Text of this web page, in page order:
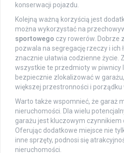
konserwacji pojazdu.
Kolejną ważną korzyścią jest
można wykorzystać na
sportowego czy rowerów. Dobrze
pozwala na segregację rzeczy i ich
znacznie ułatwia codzienne życie.
wszystkie te przedmioty w piwnicy
bezpiecznie zlokalizować w
większej przestronności i porządku
Warto także wspomnieć, że garaż
nieruchomości. Dla wielu
garażu jest kluczowym czynnikiem
Oferując dodatkowe miejsce nie
inne sprzęty, podnosi się
nieruchomości.